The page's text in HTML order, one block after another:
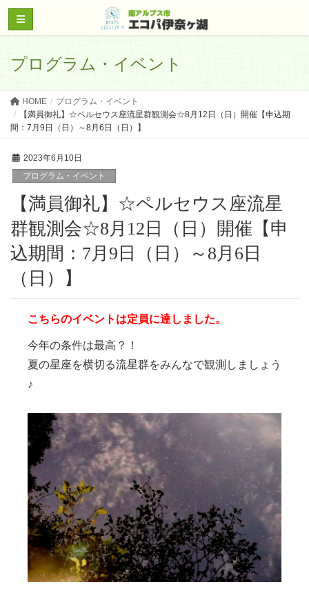
プログラム・イベント
HOME
プログラム・イベント
【満員御礼】☆ペルセウス座流星群観測会☆8月12日（日）開催【申込期
間：7月9日（日）～8月6日（日）】
2023年6月10日
プログラム・イベント
【満員御礼】☆ペルセウス座流星
群観測会☆8月12日（日）開催【申
込期間：7月9日（日）～8月6日
（日）】
こちらのイベントは定員に達しました。
今年の条件は最高？！
夏の星座を横切る流星群をみんなで観測しましょう
♪